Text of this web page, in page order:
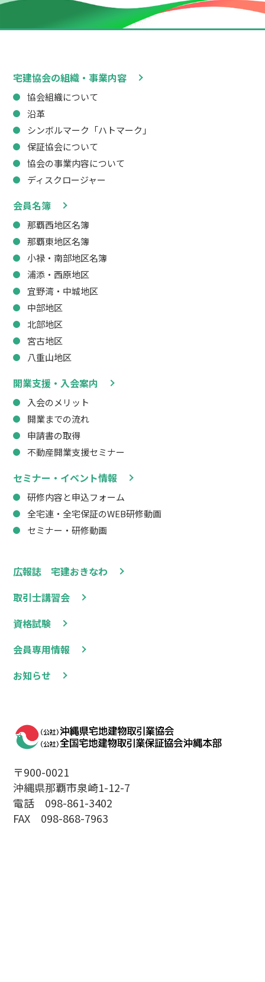
広報誌 宅建おきなわ
取引士講習会
資格試験
会員専用情報
お知らせ
宅建協会の組織・事業内容
協会組織について
沿革
シンボルマーク「ハトマーク」
保証協会について
協会の事業内容について
ディスクロージャー
会員名簿
那覇西地区名簿
那覇東地区名簿
小禄・南部地区名簿
浦添・西原地区
宜野湾・中城地区
中部地区
北部地区
宮古地区
八重山地区
開業支援・入会案内
入会のメリット
開業までの流れ
申請書の取得
不動産開業支援セミナー
セミナー・イベント情報
研修内容と申込フォーム
全宅連・全宅保証のWEB研修動画
セミナー・研修動画
〒900-0021
沖縄県那覇市泉崎1-12-7
電話 098-861-3402
FAX 098-868-7963